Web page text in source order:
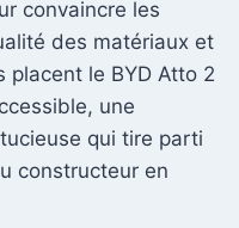
convaincre les
des matériaux et
placent le BYD Atto 2
une
qui tire parti
constructeur en